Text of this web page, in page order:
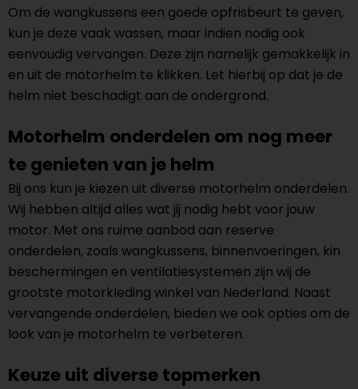
Om de wangkussens een goede opfrisbeurt te geven,
kun je deze vaak wassen, maar indien nodig ook
eenvoudig vervangen. Deze zijn namelijk gemakkelijk in
en uit de motorhelm te klikken. Let hierbij op dat je de
helm niet beschadigt aan de ondergrond.
Motorhelm onderdelen om nog meer
te genieten van je helm
Bij ons kun je kiezen uit diverse motorhelm onderdelen.
Wij hebben altijd alles wat jij nodig hebt voor jouw
motor. Met ons ruime aanbod aan reserve
onderdelen, zoals wangkussens, binnenvoeringen, kin
beschermingen en ventilatiesystemen zijn wij de
grootste motorkleding winkel van Nederland. Naast
vervangende onderdelen, bieden we ook opties om de
look van je motorhelm te verbeteren.
Keuze uit diverse topmerken